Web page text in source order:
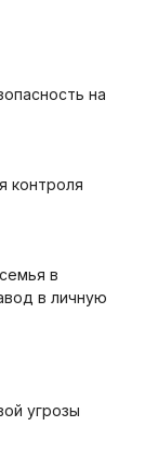
на
контроля
в
в личную
угрозы